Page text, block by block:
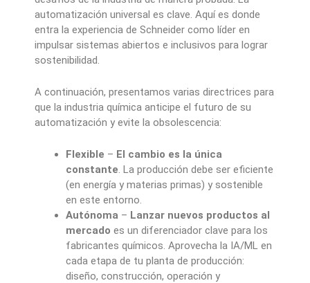
automatización universal es clave. Aquí es donde
entra la experiencia de Schneider como líder en
impulsar sistemas abiertos e inclusivos para lograr
sostenibilidad.
A continuación, presentamos varias directrices para
que la industria química anticipe el futuro de su
automatización y evite la obsolescencia:
Flexible – El cambio es la única
constante. La producción debe ser eficiente
(en energía y materias primas) y sostenible
en este entorno.
Autónoma – Lanzar nuevos productos al
mercado es un diferenciador clave para los
fabricantes químicos. Aprovecha la IA/ML en
cada etapa de tu planta de producción:
diseño, construcción, operación y